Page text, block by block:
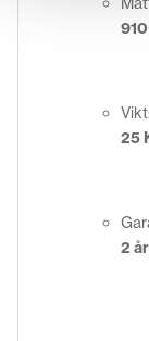
25
2